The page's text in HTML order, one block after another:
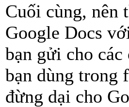
Cuối cùng, nên
Google Docs
bạn gửi cho
bạn dùng trong
đừng dại cho